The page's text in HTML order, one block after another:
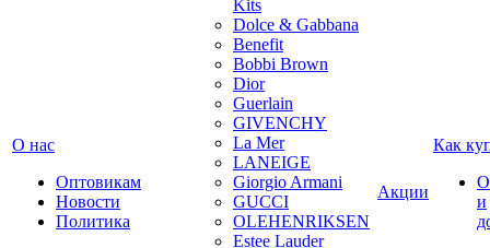
О нас
Оптовикам
Новости
Политика
Kits
Dolce & Gabbana
Benefit
Bobbi Brown
Dior
Guerlain
GIVENCHY
La Mer
LANEIGE
Giorgio Armani
GUCCI
OLEHENRIKSEN
Estee Lauder
Акции
Как
и